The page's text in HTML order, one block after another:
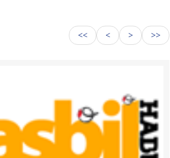
<< < > >>